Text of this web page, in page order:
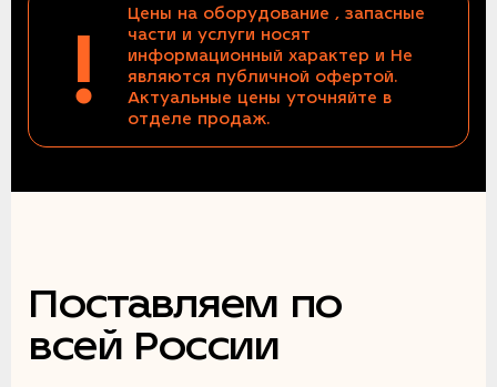
!
Цены на оборудование , запасные
части и услуги носят
информационный характер и Не
являются публичной офертой.
Актуальные цены уточняйте в
отделе продаж.
Поставляем по
всей России